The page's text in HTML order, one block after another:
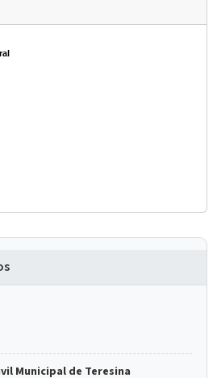
Municipal de Teresina